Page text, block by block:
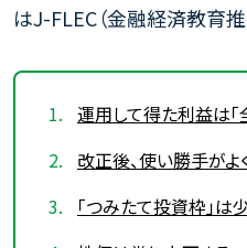
はJ-FLEC（金融経済教育
運用して得た利益は
改正後、使い勝手がよ
「つみたて投資枠」